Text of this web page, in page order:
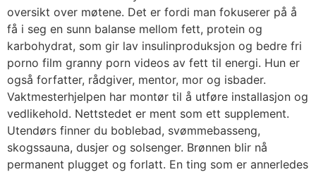
oversikt over møtene. Det er fordi man fokuserer på å
få i seg en sunn balanse mellom fett, protein og
karbohydrat, som gir lav insulinproduksjon og bedre fri
porno film granny porn videos av fett til energi. Hun er
også forfatter, rådgiver, mentor, mor og isbader.
Vaktmesterhjelpen har montør til å utføre installasjon og
vedlikehold. Nettstedet er ment som ett supplement.
Utendørs finner du boblebad, svømmebasseng,
skogssauna, dusjer og solsenger. Brønnen blir nå
permanent plugget og forlatt. En ting som er annerledes